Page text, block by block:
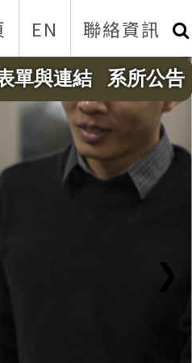
EN 聯絡資訊
單與連結 系所公告
❯